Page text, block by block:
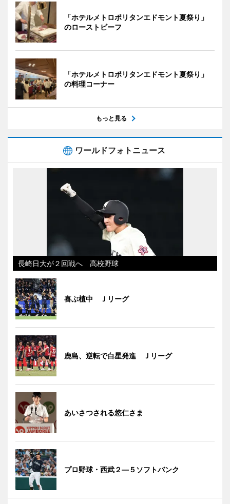
「ホテルメトロポリタンエドモント夏祭り」
のローストビーフ
「ホテルメトロポリタンエドモント夏祭り」
の料理コーナー
もっと見る
ワールドフォトニュース
長崎日大が２回戦へ 高校野球
喜ぶ植中 Ｊリーグ
鹿島、逆転で白星発進 Ｊリーグ
あいさつされる悠仁さま
プロ野球・西武２―５ソフトバンク